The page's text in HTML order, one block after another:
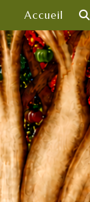
content
Accueil